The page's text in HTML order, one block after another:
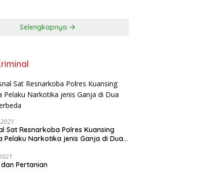
Selengkapnya
Sat Resnarkoba Polres Kuansing
Pelaku Narkotika jenis Ganja di Dua
Pertanian